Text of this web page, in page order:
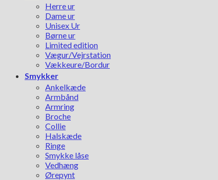
Herre ur
Dame ur
Unisex Ur
Børne ur
Limited edition
Vægur/Vejrstation
Vækkeure/Bordur
Smykker
Ankelkæde
Armbånd
Armring
Broche
Collie
Halskæde
Ringe
Smykke låse
Vedhæng
Ørepynt